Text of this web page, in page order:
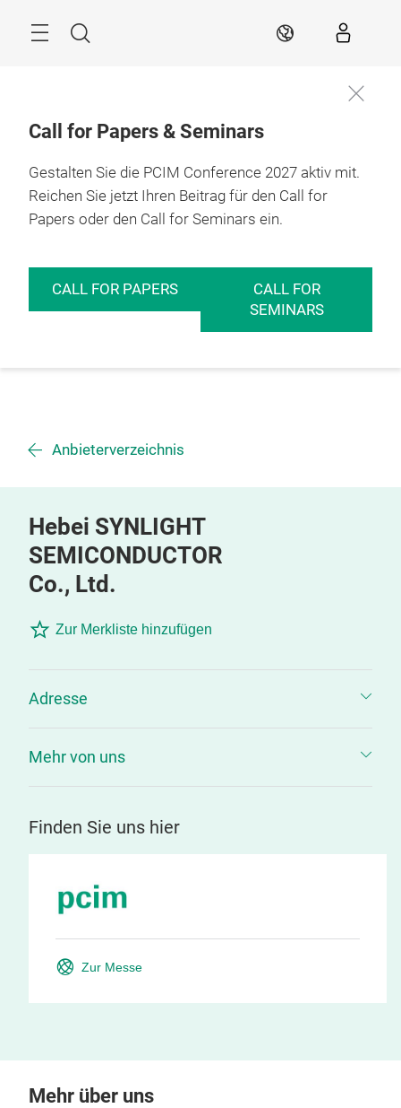
Suche DE
Call for Papers & Seminars
Gestalten Sie die PCIM Conference 2027 aktiv mit.
Reichen Sie jetzt Ihren Beitrag für den Call for
Papers oder den Call for Seminars ein.
CALL FOR PAPERS
CALL FOR
SEMINARS
Anbieterverzeichnis
Hebei SYNLIGHT
SEMICONDUCTOR
Co., Ltd.
Zur Merkliste hinzufügen
Adresse
Mehr von uns
Finden Sie uns hier
Zur Messe
Mehr über uns